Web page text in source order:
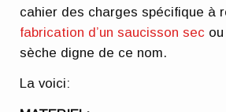
cahier des charges spécifique à
fabrication d’un saucisson sec
sèche digne de ce nom.
La voici: